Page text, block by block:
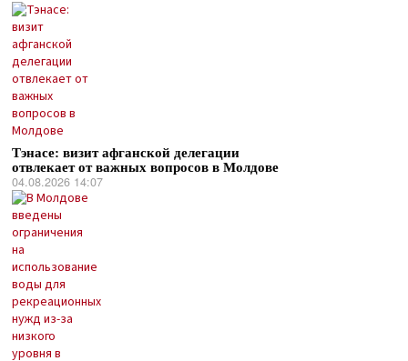
Тэнасе: визит афганской делегации
отвлекает от важных вопросов в Молдове
04.08.2026 14:07